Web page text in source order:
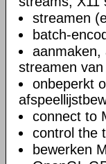
streamen
batch-
aanmaken,
streamen
onbeperkt
connect to
control the
bewerken